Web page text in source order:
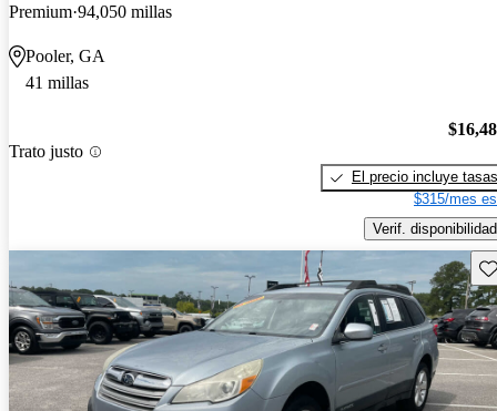
Premium 94,050 millas
Pooler, GA
41 millas
Trato justo
El precio incluye tasas
$315/mes
Verif. disponibilidad